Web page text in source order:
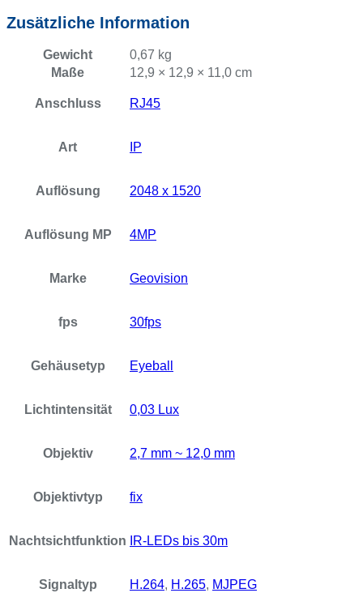
Zusätzliche Information
Gewicht
0,67 kg
Maße
12,9 × 12,9 × 11,0 cm
Anschluss RJ45
Art IP
Auflösung 2048 x 1520
Auflösung MP 4MP
Marke Geovision
fps 30fps
Gehäusetyp Eyeball
Lichtintensität 0,03 Lux
Objektiv 2,7 mm ~ 12,0 mm
Objektivtyp fix
Nachtsichtfunktion IR-LEDs bis 30m
Signaltyp H.264, H.265, MJPEG